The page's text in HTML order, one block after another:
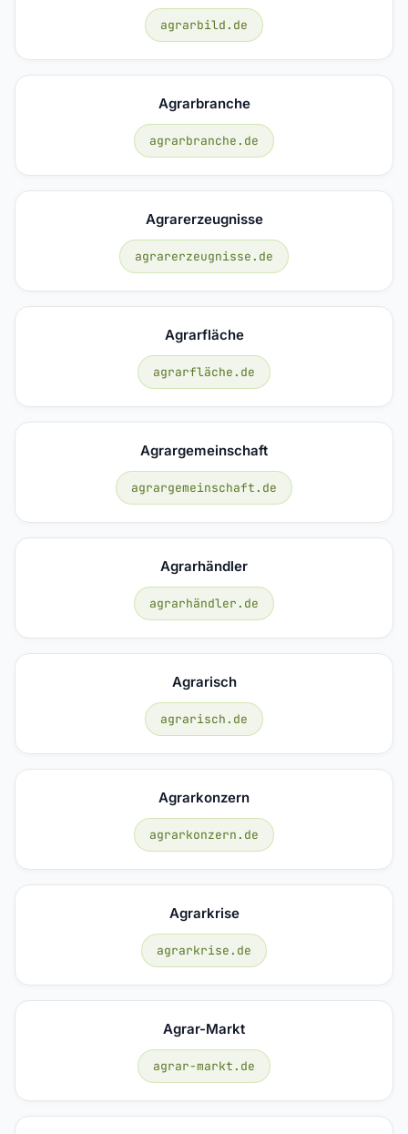
agrarbild.de
Agrarbranche
agrarbranche.de
Agrarerzeugnisse
agrarerzeugnisse.de
Agrarfläche
agrarfläche.de
Agrargemeinschaft
agrargemeinschaft.de
Agrarhändler
agrarhändler.de
Agrarisch
agrarisch.de
Agrarkonzern
agrarkonzern.de
Agrarkrise
agrarkrise.de
Agrar-Markt
agrar-markt.de